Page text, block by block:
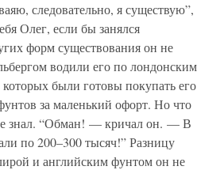
следовательно, я существую”,
Олег, если бы занялся
форм существования он не
водили его по лондонским
были готовы покупать его
за маленький офорт. Но что
знал. “Обман! — кричал он. — В
по 200–300 тысяч!” Разницу
и английским фунтом он не